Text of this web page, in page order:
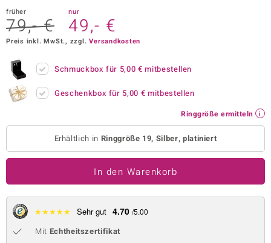
Collection
BY DE MELO
Collection
früher
79,- €
nur
49,- €
Preis inkl. MwSt., zzgl.Versandkosten
Schmuckbox für 5,00 € mitbestellen
Geschenkbox für 5,00 € mitbestellen
Ringgröße ermitteln
Erhältlich in Ringgröße 19, Silber, platiniert
In den Warenkorb
★★★★★ Sehr gut 4.70 /5.00
Mit Echtheitszertifikat